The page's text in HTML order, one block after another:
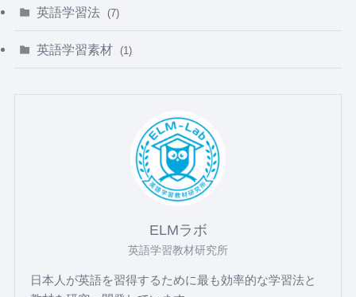
(5)
(1)
(5)
英語学習法 (7)
英語学習素材 (1)
ELMラボ
英語学習教材研究所
日本人が英語を習得するために最も効率的な学習法と